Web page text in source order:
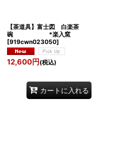
【茶道具】富士図 白楽茶
碗 *楽入窯
[919cwn023050]
12,600円 (税込)
カートに入れる